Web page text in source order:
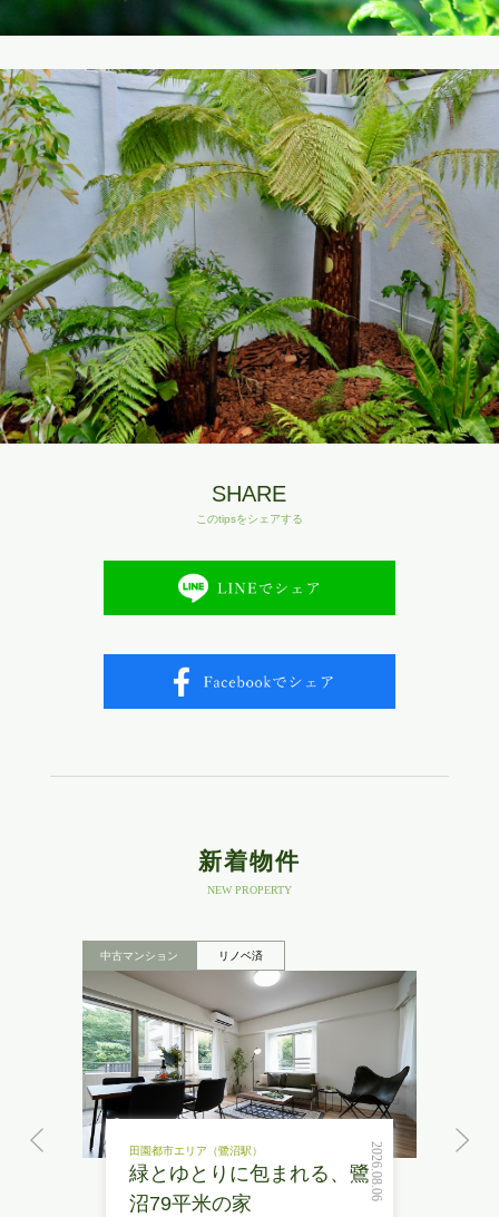
SHARE
このtipsをシェアする
新着物件
NEW PROPERTY
中古マンション リノベ済
田園都市エリア（鷺沼駅）
緑とゆとりに包まれる、鷺
沼79平米の家
2026.08.06